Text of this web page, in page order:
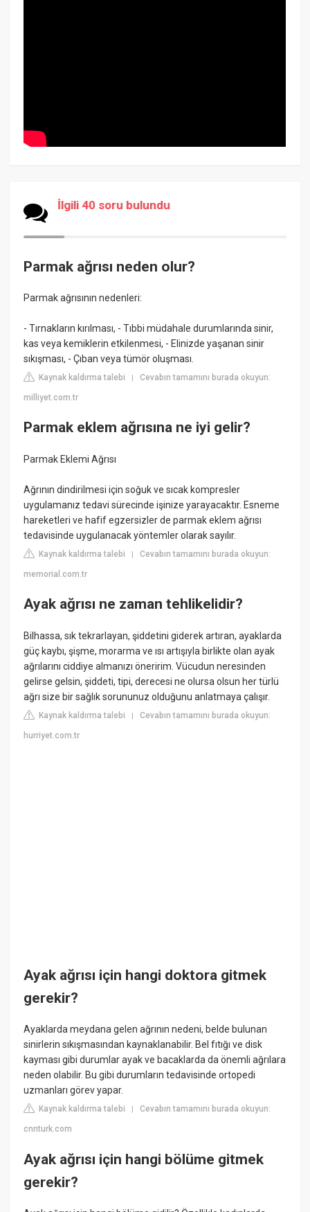
İlgili 40 soru bulundu
Parmak ağrısı neden olur?
Parmak ağrısının nedenleri:
- Tırnakların kırılması, - Tıbbi müdahale durumlarında sinir,
kas veya kemiklerin etkilenmesi, - Elinizde yaşanan sinir
sıkışması, - Çıban veya tümör oluşması.
Kaynak kaldırma talebi |Cevabın tamamını burada okuyun:
milliyet.com.tr
Parmak eklem ağrısına ne iyi gelir?
Parmak Eklemi Ağrısı
Ağrının dindirilmesi için soğuk ve sıcak kompresler
uygulamanız tedavi sürecinde işinize yarayacaktır. Esneme
hareketleri ve hafif egzersizler de parmak eklem ağrısı
tedavisinde uygulanacak yöntemler olarak sayılır.
Kaynak kaldırma talebi |Cevabın tamamını burada okuyun:
memorial.com.tr
Ayak ağrısı ne zaman tehlikelidir?
Bilhassa, sık tekrarlayan, şiddetini giderek artıran, ayaklarda
güç kaybı, şişme, morarma ve ısı artışıyla birlikte olan ayak
ağrılarını ciddiye almanızı öneririm. Vücudun neresinden
gelirse gelsin, şiddeti, tipi, derecesi ne olursa olsun her türlü
ağrı size bir sağlık sorununuz olduğunu anlatmaya çalışır.
Kaynak kaldırma talebi |Cevabın tamamını burada okuyun:
hurriyet.com.tr
Ayak ağrısı için hangi doktora gitmek
gerekir?
Ayaklarda meydana gelen ağrının nedeni, belde bulunan
sinirlerin sıkışmasından kaynaklanabilir. Bel fıtığı ve disk
kayması gibi durumlar ayak ve bacaklarda da önemli ağrılara
neden olabilir. Bu gibi durumların tedavisinde ortopedi
uzmanları görev yapar.
Kaynak kaldırma talebi |Cevabın tamamını burada okuyun:
cnnturk.com
Ayak ağrısı için hangi bölüme gitmek
gerekir?